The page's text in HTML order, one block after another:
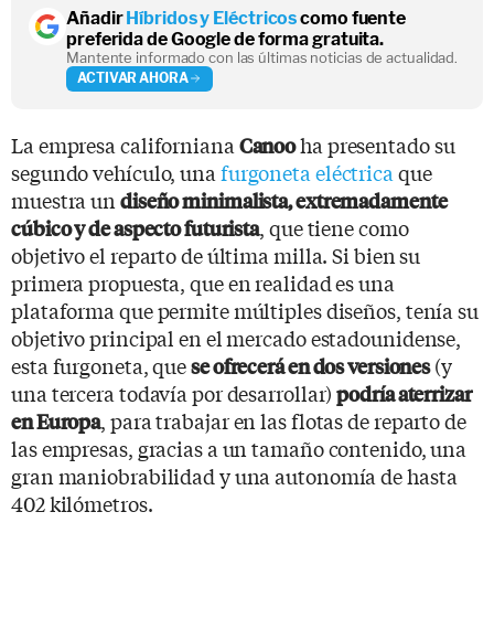
AñadirHíbridos y Eléctricoscomo fuente
preferida de Google de forma gratuita.
Mantente informado con las últimas noticias de actualidad.
ACTIVAR AHORA
La empresa californiana Canooha presentado su
segundo vehículo, una furgoneta eléctrica que
muestra un diseño minimalista, extremadamente
cúbico y de aspecto futurista, que tiene como
objetivo el reparto de última milla. Si bien su
primera propuesta, que en realidad es una
plataforma que permite múltiples diseños, tenía su
objetivo principal en el mercado estadounidense,
esta furgoneta, quese ofrecerá en dos versiones(y
una tercera todavía por desarrollar)podría aterrizar
en Europa, para trabajar en las flotas de reparto de
las empresas, gracias a un tamaño contenido, una
gran maniobrabilidad y una autonomía de hasta
402 kilómetros.